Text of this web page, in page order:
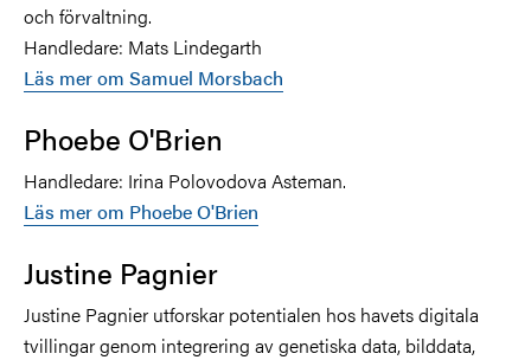
och förvaltning.
Handledare: Mats Lindegarth
Läs mer om Samuel Morsbach
Phoebe O'Brien
Handledare: Irina Polovodova Asteman.
Läs mer om Phoebe O'Brien
Justine Pagnier
Justine Pagnier utforskar potentialen hos havets digitala
tvillingar genom integrering av genetiska data, bilddata,